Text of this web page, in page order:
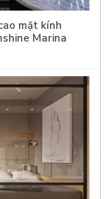
mặt kính
Marina